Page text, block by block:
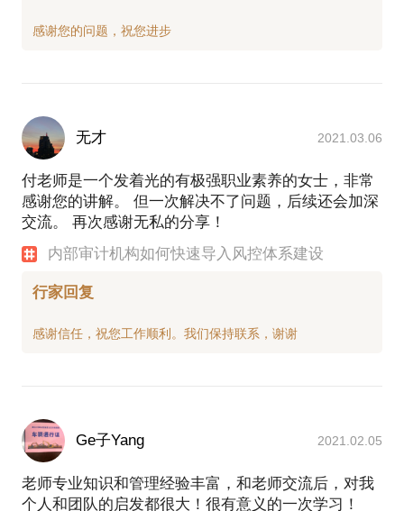
无才 2021.03.06
付老师是一个发着光的有极强职业素养的女士，非常
感谢您的讲解。 但一次解决不了问题，后续还会加深
交流。 再次感谢无私的分享！
内部审计机构如何快速导入风控体系建设
行家回复
Ge子Yang 2021.02.05
老师专业知识和管理经验丰富，和老师交流后，对我
个人和团队的启发都很大！很有意义的一次学习！